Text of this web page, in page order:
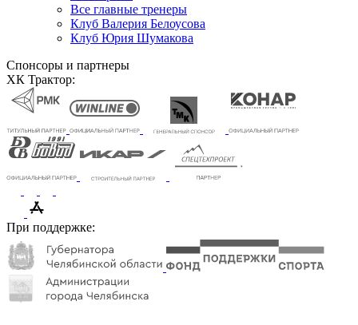
Все главные тренеры
Клуб Валерия Белоусова
Клуб Юрия Шумакова
Спонсоры и партнеры
ХК Трактор:
При поддержке: